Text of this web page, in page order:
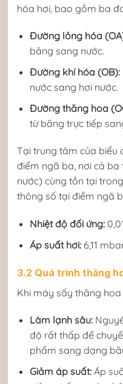
hóa hơi, bao gồm ba
Đường lỏng hóa
băng sang nước.
Đường khí hóa (OB):
nước sang hơi nước.
Đường thăng hoa
từ băng trực tiếp
Tại trung tâm của biểu
điểm ngã ba, nơi cả
nước) cùng tồn tại
thông số tại điểm ngã
Nhiệt độ đối ứng:
Áp suất hơi: 6,11
3.2 Quá trình thăng
Khi máy sấy thăng
Làm lạnh sâu:
độ rất thấp để
phẩm sang dạng
Giảm áp suất: Áp